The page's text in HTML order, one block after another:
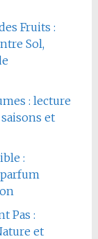
Fruits :
Sol,
: lecture
et
:
Pas :
et